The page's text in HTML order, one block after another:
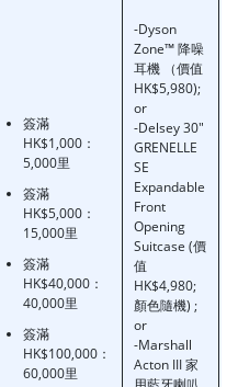
簽滿
HK$1,000：
5,000里
簽滿
HK$5,000：
15,000里
簽滿
HK$40,000：
40,000里
簽滿
HK$100,000：
60,000里
-Dyson
Zone™ 降噪
耳機 （價值
HK$5,980);
or
-Delsey 30"
GRENELLE
SE
Expandable
Front
Opening
Suitcase (價
值
HK$4,980;
顏色隨機) ;
or
-Marshall
Acton III 家